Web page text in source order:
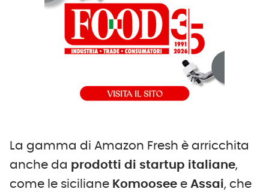
La gamma di Amazon Fresh è arricchita
anche da prodotti di startup italiane,
come le siciliane Komoosee e Assai, che